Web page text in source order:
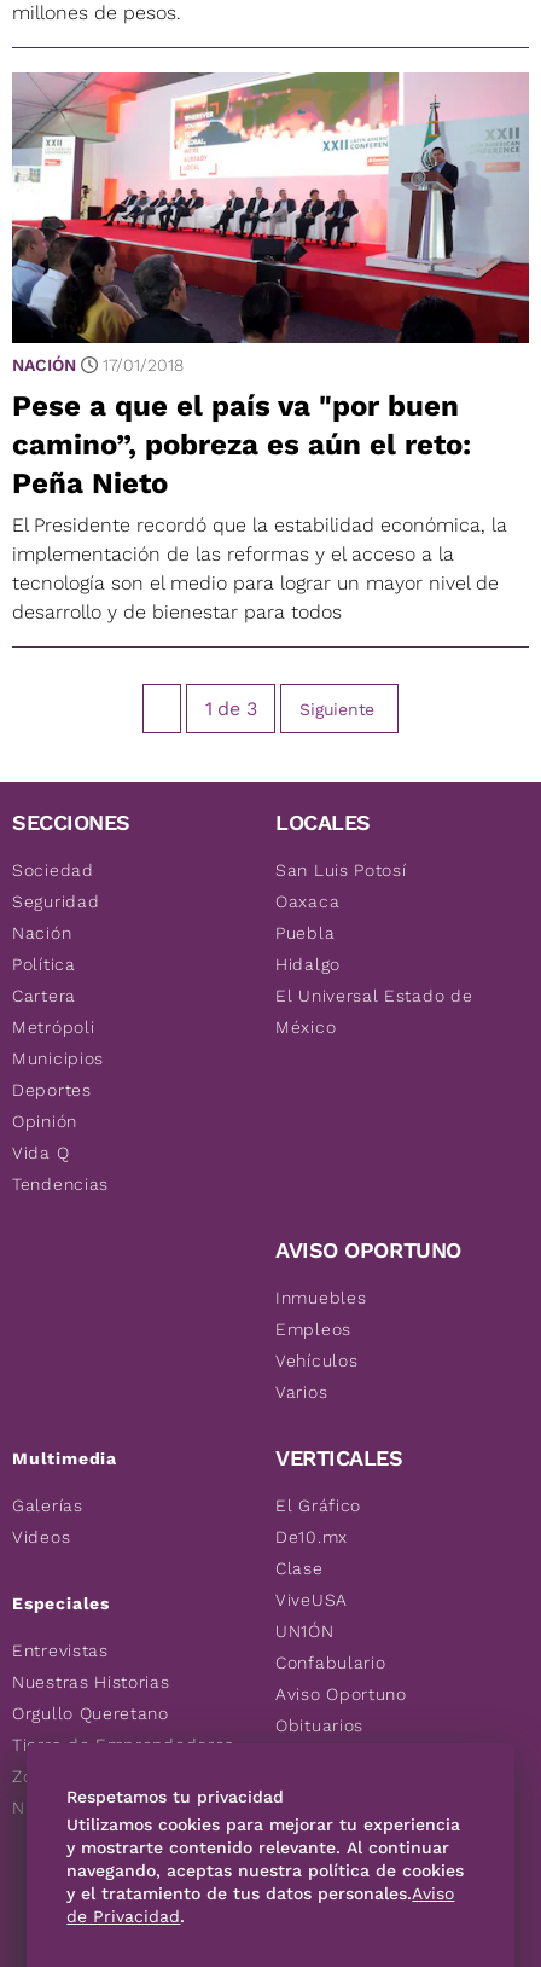
millones de pesos.
NACIÓN 17/01/2018
Pese a que el país va "por buen
camino”, pobreza es aún el reto:
Peña Nieto
El Presidente recordó que la estabilidad económica, la
implementación de las reformas y el acceso a la
tecnología son el medio para lograr un mayor nivel de
desarrollo y de bienestar para todos
1 de 3 Siguiente
SECCIONES
Sociedad
Seguridad
Nación
Política
Cartera
Metrópoli
Municipios
Deportes
Opinión
Vida Q
Tendencias
Multimedia
Galerías
Videos
Especiales
Entrevistas
Nuestras Historias
Orgullo Queretano
Tierra de Emprendedores
Zoociales
Nuevos Queretanos
LOCALES
San Luis Potosí
Oaxaca
Puebla
Hidalgo
El Universal Estado de
México
AVISO OPORTUNO
Inmuebles
Empleos
Vehículos
Varios
VERTICALES
El Gráfico
De10.mx
Clase
ViveUSA
UN1ÓN
Confabulario
Aviso Oportuno
Obituarios
Consultas
SÍGUENOS
Respetamos tu privacidad
Utilizamos cookies para mejorar tu experiencia
y mostrarte contenido relevante. Al continuar
navegando, aceptas nuestra política de cookies
y el tratamiento de tus datos personales.Aviso
de Privacidad.